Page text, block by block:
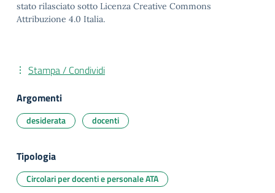
stato rilasciato sotto Licenza Creative Commons
Attribuzione 4.0 Italia.
Stampa / Condividi
Argomenti
desiderata docenti
Tipologia
Circolari per docenti e personale ATA